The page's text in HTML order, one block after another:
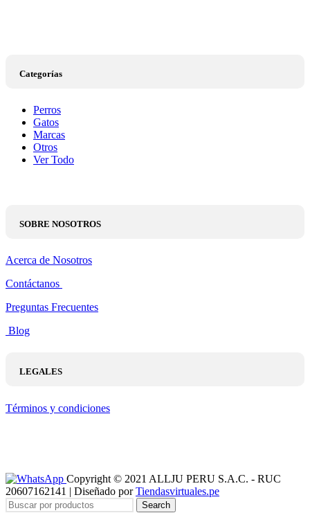
Categorías
Perros
Gatos
Marcas
Otros
Ver Todo
SOBRE NOSOTROS
Acerca de Nosotros
Contáctanos
Preguntas Frecuentes
Blog
LEGALES
Términos y condiciones
Copyright © 2021 ALLJU PERU S.A.C. - RUC
20607162141 | Diseñado porTiendasvirtuales.pe
Search